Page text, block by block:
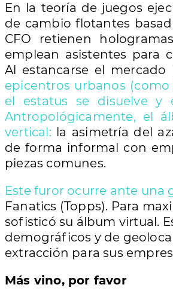
En la teoría de juegos
de cambio flotantes
CFO retienen
emplean asistentes para
Al estancarse el mercado
epicentros urbanos
el estatus se disuelve y
Antropológicamente, el
vertical: la asimetría del
de forma informal con
piezas comunes.
Este furor ocurre ante una
Fanatics (Topps). Para
sofisticó su álbum virtual.
demográficos y de
extracción para sus
Más vino, por favor